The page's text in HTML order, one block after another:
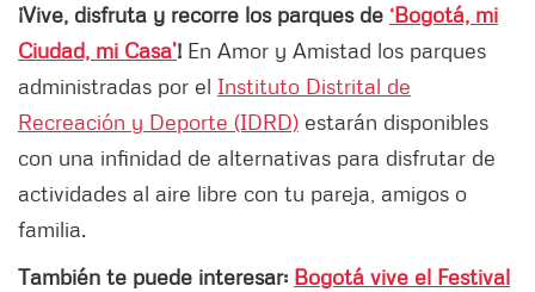
¡Vive, disfruta y recorre los parques de ‘Bogotá, mi
Ciudad, mi Casa’! En Amor y Amistad los parques
administradas por el Instituto Distrital de
Recreación y Deporte (IDRD) estarán disponibles
con una infinidad de alternativas para disfrutar de
actividades al aire libre con tu pareja, amigos o
familia.
También te puede interesar: Bogotá vive el Festival